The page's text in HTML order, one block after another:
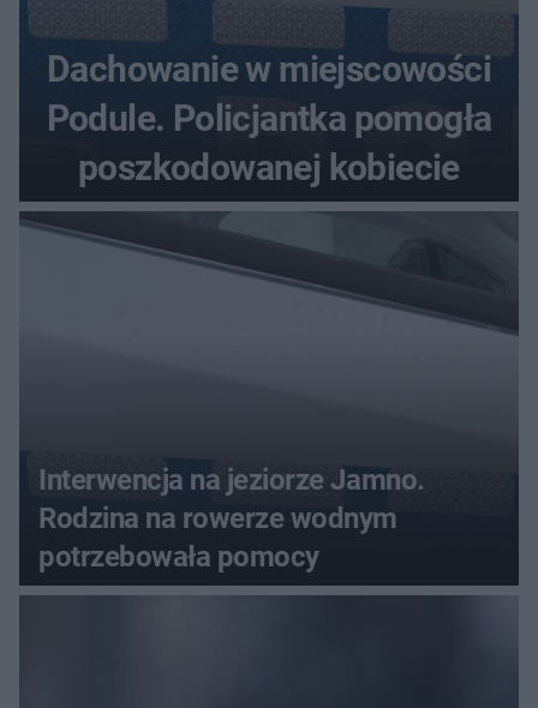
Dachowanie w miejscowości
Podule. Policjantka pomogła
poszkodowanej kobiecie
Interwencja na jeziorze Jamno.
Rodzina na rowerze wodnym
potrzebowała pomocy